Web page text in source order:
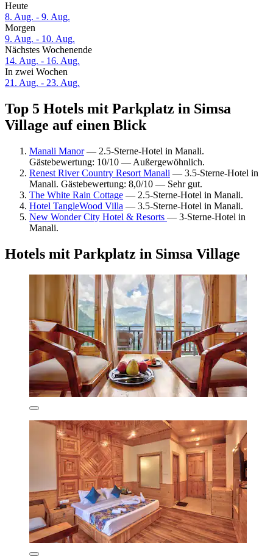
Heute
8. Aug. - 9. Aug.
Morgen
9. Aug. - 10. Aug.
Nächstes Wochenende
14. Aug. - 16. Aug.
In zwei Wochen
21. Aug. - 23. Aug.
Top 5 Hotels mit Parkplatz in Simsa
Village auf einen Blick
Manali Manor— 2.5-Sterne-Hotel in Manali.
Gästebewertung: 10/10 — Außergewöhnlich.
Renest River Country Resort Manali — 3.5-Sterne-Hotel in
Manali. Gästebewertung: 8,0/10 — Sehr gut.
The White Rain Cottage — 2.5-Sterne-Hotel in Manali.
Hotel TangleWood Villa — 3.5-Sterne-Hotel in Manali.
New Wonder City Hotel & Resorts — 3-Sterne-Hotel in
Manali.
Hotels mit Parkplatz in Simsa Village